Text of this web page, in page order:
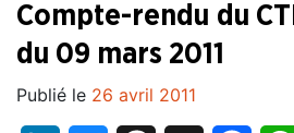
Compte-rendu du
du 09 mars 2011
Publié le 26 avril 2011